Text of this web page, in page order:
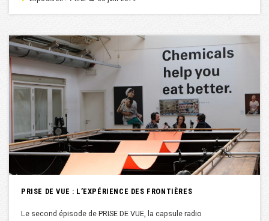
PRISE DE VUE : L’EXPÉRIENCE DES FRONTIÈRES
Le second épisode de PRISE DE VUE, la capsule radio